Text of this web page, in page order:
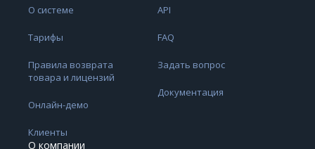
О системе
Тарифы
Правила возврата
товара и лицензий
Онлайн-демо
Клиенты
API
FAQ
Задать вопрос
Документация
О компании